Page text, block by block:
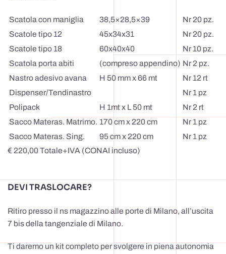
Scatola con maniglia 38,5×28,5×39
Nr 20 pz.
Scatole tipo 12
45x34x31
Nr 20 pz.
Scatole tipo 18
60x40x40
Nr 10 pz.
Scatola porta abiti
(compreso appendino) Nr 2 pz.
Nastro adesivo avana
H 50 mm x 66 mt
Nr 12 rt
Dispenser/Tendinastro
Nr 1 pz
Polipack
H 1mt x L 50 mt
Nr 2 rt
Sacco Materas. Matrimo. 170 cm x 220 cm
Nr 1 pz
Sacco Materas. Sing.
95 cm x 220 cm
Nr 1 pz
€ 220,00Totale+IVA (CONAI incluso)
DEVI TRASLOCARE?
Ritiro presso il ns magazzino alle porte di Milano, all’uscita
7 bis della tangenziale di Milano.
Ti daremo un kit completo per svolgere in piena autonomia